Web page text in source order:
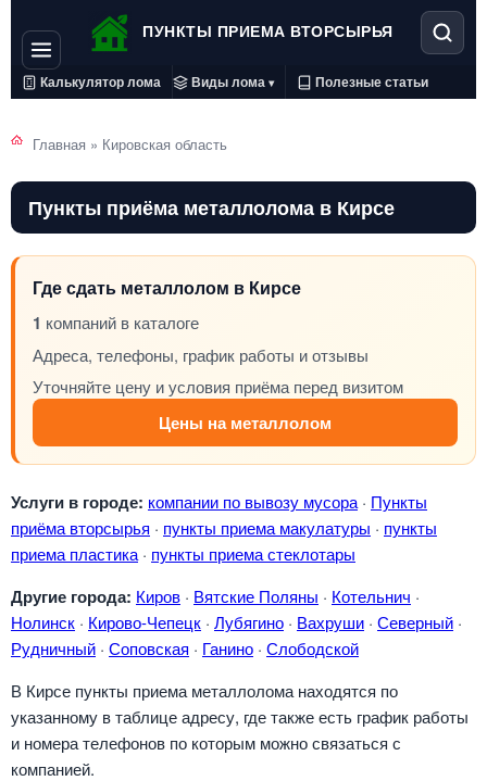
ПУНКТЫ ПРИЕМА ВТОРСЫРЬЯ
Калькулятор лома Виды лома ▾ Полезные статьи
Главная » Кировская область
Пункты приёма металлолома в Кирсе
Где сдать металлолом в Кирсе
1 компаний в каталоге
Адреса, телефоны, график работы и отзывы
Уточняйте цену и условия приёма перед визитом
Цены на металлолом
Услуги в городе: компании по вывозу мусора · Пункты
приёма вторсырья · пункты приема макулатуры · пункты
приема пластика · пункты приема стеклотары
Другие города: Киров · Вятские Поляны · Котельнич ·
Нолинск · Кирово-Чепецк · Лубягино · Вахруши · Северный ·
Рудничный · Соповская · Ганино · Слободской
В Кирсе пункты приема металлолома находятся по
указанному в таблице адресу, где также есть график работы
и номера телефонов по которым можно связаться с
компанией.